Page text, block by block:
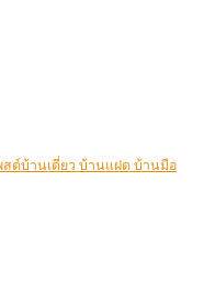
ต์บ้านเดี่ยว บ้านแฝด บ้านมือ